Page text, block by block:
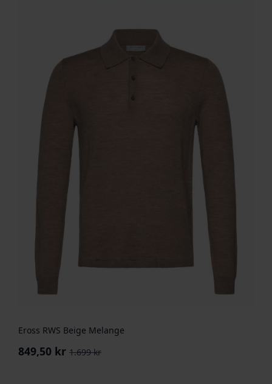
Eross RWS Beige Melange
1.699kr
Opprinnelig
849,50 kr
Nåværende